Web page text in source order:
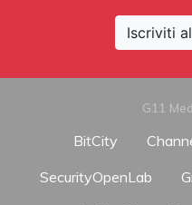
Iscriviti
G11
BitCity
SecurityOpenLab